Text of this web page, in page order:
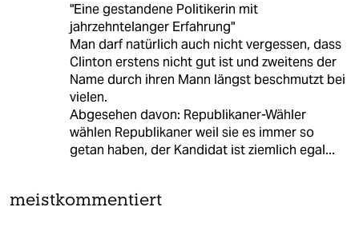
"Eine gestandene Politikerin mit
jahrzehntelanger Erfahrung"
Man darf natürlich auch nicht vergessen, dass
Clinton erstens nicht gut ist und zweitens der
Name durch ihren Mann längst beschmutzt bei
vielen.
Abgesehen davon: Republikaner-Wähler
wählen Republikaner weil sie es immer so
getan haben, der Kandidat ist ziemlich egal...
meistkommentiert